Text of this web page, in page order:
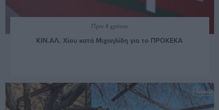
Πριν 4 χρόνια
ΚΙΝ.ΑΛ. Χίου κατά Μιχαηλίδη για το ΠΡΟΚΕΚΑ